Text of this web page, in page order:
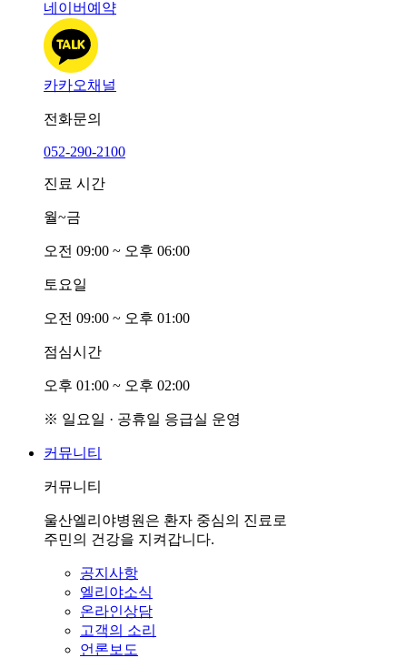
네이버예약
카카오채널
전화문의
052-290-2100
진료 시간
월~금
오전 09:00 ~ 오후 06:00
토요일
오전 09:00 ~ 오후 01:00
점심시간
오후 01:00 ~ 오후 02:00
※ 일요일 · 공휴일 응급실 운영
커뮤니티
커뮤니티
울산엘리야병원은 환자 중심의 진료로
주민의 건강을 지켜갑니다.
공지사항
엘리야소식
온라인상담
고객의 소리
언론보도